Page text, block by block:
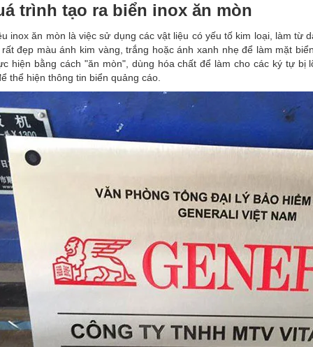
trình tạo ra biển inox ăn mòn
inox ăn mòn là việc sử dụng các vật liệu có yếu tố kim loại, làm từ
đẹp màu ánh kim vàng, trắng hoặc ánh xanh nhẹ để làm mặt
hiện bằng cách "ăn mòn", dùng hóa chất để làm cho các ký tự
thể hiện thông tin biển quảng cáo.